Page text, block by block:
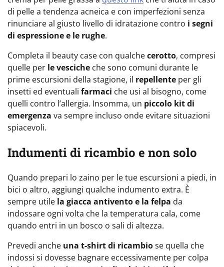
di pelle a tendenza acneica e con imperfezioni senza
rinunciare al giusto livello di idratazione contro i segni
di espressione e le rughe.
Completa il beauty case con qualchecerotto, compresi
quelle per le vesciche che sono comuni durante le
prime escursioni della stagione, il repellente per gli
insetti ed eventuali farmaci che usi al bisogno, come
quelli contro l’allergia. Insomma, un piccolo kit di
emergenza va sempre incluso onde evitare situazioni
spiacevoli.
Indumenti di ricambio e non solo
Quando prepari lo zaino per le tue escursioni a piedi, in
bici o altro, aggiungi qualche indumento extra. È
sempre utile la giacca antivento e la felpa da
indossare ogni volta che la temperatura cala, come
quando entri in un bosco o sali di altezza.
Prevedi anche una t-shirt di ricambiose quella che
indossi si dovesse bagnare eccessivamente per colpa